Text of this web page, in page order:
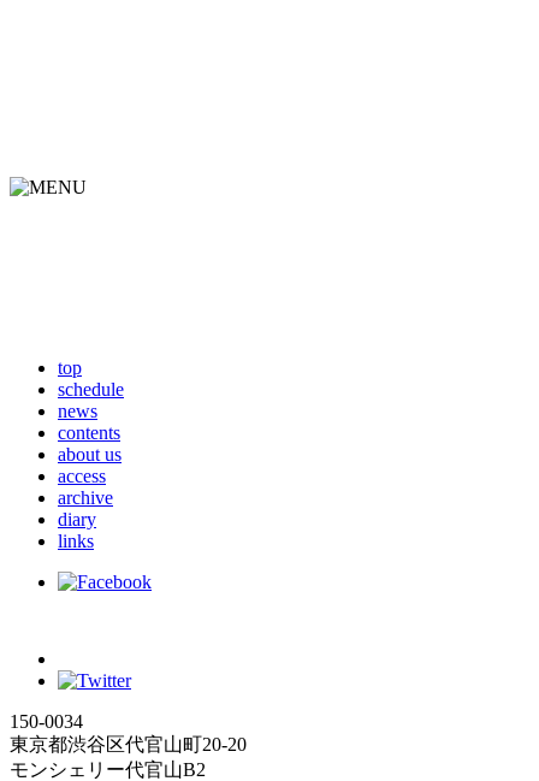
top
schedule
news
contents
about us
access
archive
diary
links
150-0034
東京都渋谷区代官山町20-20
モンシェリー代官山B2